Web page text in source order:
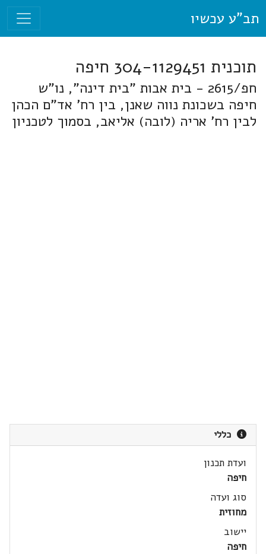
תב"ע עכשיו
תוכנית 304-1129451 חיפה
חפ/2615 - בית אבות "בית דינה", נו"ש
חיפה בשכונת נווה שאנן, בין רח' אד"ם הכהן
לבין רח' אריה (לובה) אליאב, בסמוך לטכניון
כללי
ועדת תכנון
חיפה
סוג ועדה
מחוזית
יישוב
חיפה